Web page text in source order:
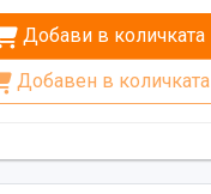
Добави в количката
Добавен в количката